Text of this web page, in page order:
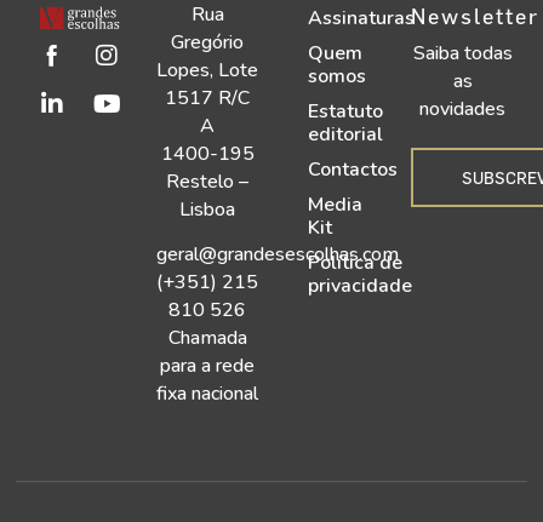
Rua
Gregório
Lopes, Lote
1517 R/C
A
1400-195
Restelo –
Lisboa
geral@grandesescolhas.com
(+351) 215
810 526
Chamada
para a rede
fixa nacional
Assinaturas
Quem
somos
Estatuto
editorial
Contactos
Media
Kit
Política de
privacidade
Newsletter
Saiba todas
as
novidades